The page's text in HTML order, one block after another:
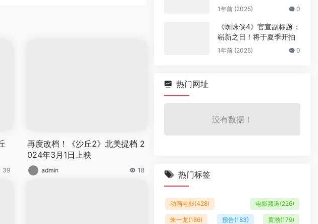
39
再度改档！《沙丘2》北美提档 2
024年3月1日上映
admin 18
派
1年前 (2025) 0
《蜘蛛侠4》官宣副标题：
崭新之日！将于夏季开拍
1年前 (2025) 0
热门网址
没有数据！
热门标签
动画电影(428) 电影频道(226)
朱一龙(186) 预告(183) 黄渤(179)